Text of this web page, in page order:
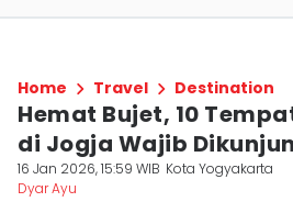
Home Travel Destination
Hemat Bujet, 10
di Jogja Wajib
16 Jan 2026, 15:59 WIB Kota Yogyakarta
Dyar Ayu